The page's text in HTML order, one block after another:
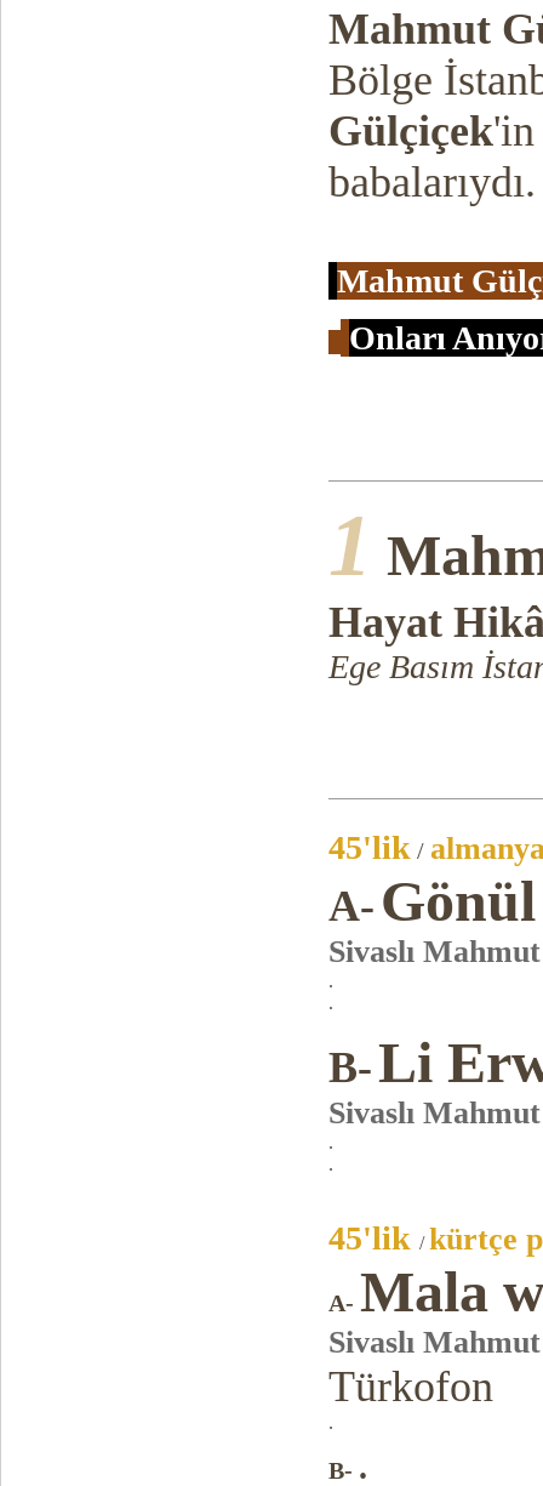
Mahmut
Bölge
Gülçiçek
babalarıydı.
Mahmut
Onları
1
Hayat
Ege Basım
45'lik /
A-
Sivaslı
.
.
B-Li
Sivaslı
.
.
45'lik /kürtçe
A- Mala
Sivaslı
Türkofon
.
B- .